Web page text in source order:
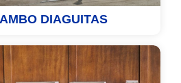
DIAGUITAS